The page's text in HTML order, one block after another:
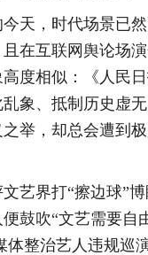
天，时代场景已
在互联网舆论场
度相似：《人民
象、抵制历史虚
举，却总会遭到
艺界打“擦边球”
鼓吹“文艺需要自
体整治艺人违规巡